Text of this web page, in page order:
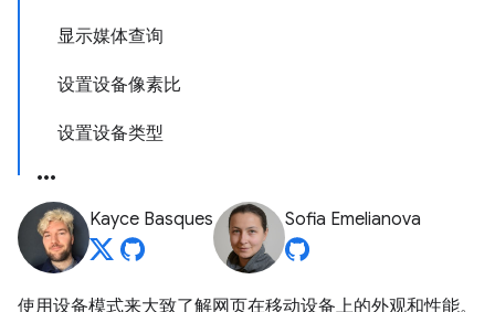
显示媒体查询
设置设备像素比
设置设备类型
Kayce Basques Sofia Emelianova
使用设备模式来大致了解网页在移动设备上的外观和性能。